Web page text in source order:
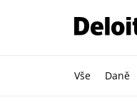
Vše Daně